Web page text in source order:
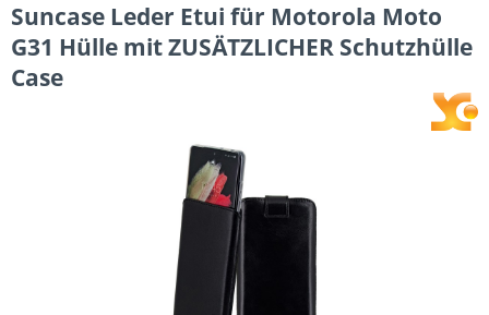
Suncase Leder Etui für Motorola Moto
G31 Hülle mit ZUSÄTZLICHER Schutzhülle
Case